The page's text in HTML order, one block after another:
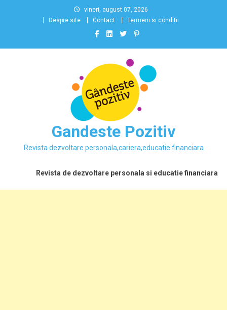
vineri, august 07, 2026
Despre site
Contact Termeni si conditii
Gandeste Pozitiv
Revista dezvoltare personala,cariera,educatie financiara
Revista de dezvoltare personala si educatie financiara